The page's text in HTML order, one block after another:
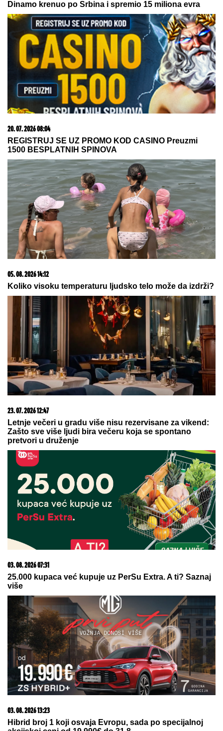
UMRO ČUVENI SLOBODAN BOBA
SPASOJEVIĆObeležio karijere
narodnih pevača, bez njega srpska
kafana ne bi bila ista
by Aklamator
07. 08. 2026 07:00
Ko sabotira Partizan? Crno-beli bizarno ostali bez
pojačanja
07. 08. 2026 06:20
Dinamo krenuo po Srbina i spremio 15 miliona evra
20. 07. 2026 08:04
REGISTRUJ SE UZ PROMO KOD CASINO Preuzmi
1500 BESPLATNIH SPINOVA
05. 08. 2026 14:12
Koliko visoku temperaturu ljudsko telo može da izdrži?